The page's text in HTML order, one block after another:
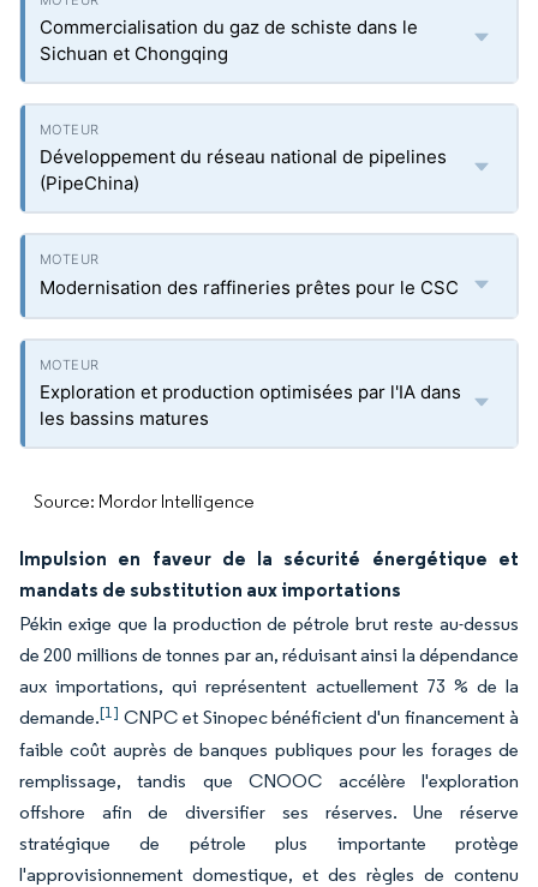
Commercialisation du gaz de schiste dans le
Sichuan et Chongqing
Développement du réseau national de pipelines
(PipeChina)
Modernisation des raffineries prêtes pour le CSC
Exploration et production optimisées par l'IA dans
les bassins matures
Source: Mordor Intelligence
Impulsion en faveur de la sécurité énergétique et
mandats de substitution aux importations
Pékin exige que la production de pétrole brut reste au-dessus
de 200 millions de tonnes par an, réduisant ainsi la dépendance
aux importations, qui représentent actuellement 73 % de la
demande.[1] CNPC et Sinopec bénéficient d'un financement à
faible coût auprès de banques publiques pour les forages de
remplissage, tandis que CNOOC accélère l'exploration
offshore afin de diversifier ses réserves. Une réserve
stratégique de pétrole plus importante protège
l'approvisionnement domestique, et des règles de contenu